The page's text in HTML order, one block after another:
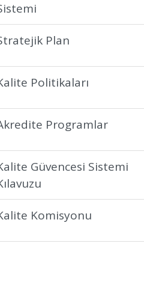
Plan
Politikaları
Programlar
Güvencesi Sistemi
Komisyonu